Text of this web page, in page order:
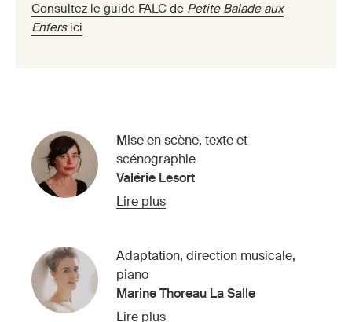
Consultez le guide FALC de Petite Balade aux
Enfersici
Mise en scène, texte et
scénographie
Valérie Lesort
Lire plus
Adaptation, direction musicale,
piano
Marine Thoreau La Salle
Lire plus